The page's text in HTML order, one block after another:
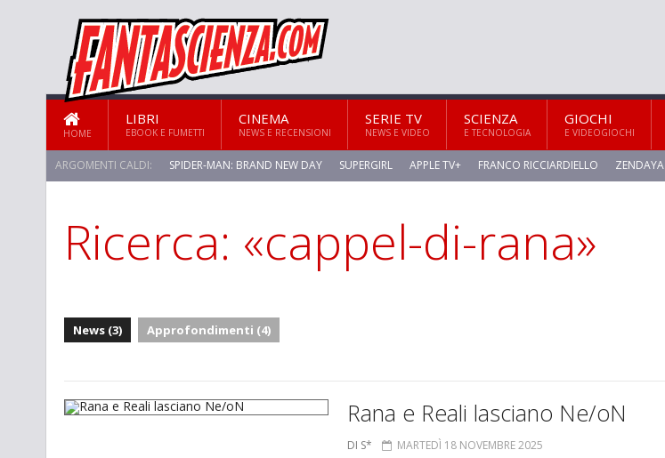
HOME
LIBRI
EBOOK E FUMETTI
CINEMA
NEWS E RECENSIONI
SERIE TV
NEWS E VIDEO
SCIENZA
E TECNOLOGIA
GIOCHI
E VIDEOGIOCHI
ARGOMENTI CALDI: SPIDER-MAN: BRAND NEW DAY SUPERGIRL APPLE TV+ FRANCO RICCIARDIELLO ZENDAYA
Ricerca: «cappel-di-rana»
News (3) Approfondimenti (4)
Rana e Reali lasciano Ne/oN
DI S* MARTEDÌ 18 NOVEMBRE 2025